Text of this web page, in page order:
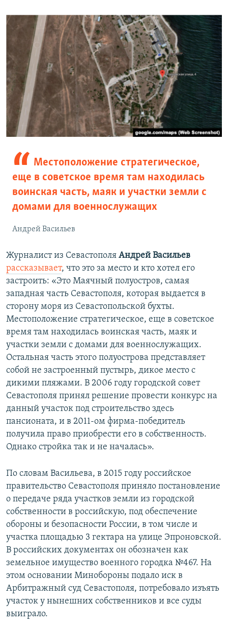
Местоположение стратегическое,
еще в советское время там находилась
воинская часть, маяк и участки земли с
домами для военнослужащих
Андрей Васильев
Журналист из Севастополя Андрей Васильев
рассказывает, что это за место и кто хотел его
застроить: «Это Маячный полуостров, самая
западная часть Севастополя, которая выдается в
сторону моря из Севастопольской бухты.
Местоположение стратегическое, еще в советское
время там находилась воинская часть, маяк и
участки земли с домами для военнослужащих.
Остальная часть этого полуострова представляет
собой не застроенный пустырь, дикое место с
дикими пляжами. В 2006 году городской совет
Севастополя принял решение провести конкурс на
данный участок под строительство здесь
пансионата, и в 2011-ом фирма-победитель
получила право приобрести его в собственность.
Однако стройка так и не началась».
По словам Васильева, в 2015 году российское
правительство Севастополя приняло постановление
о передаче ряда участков земли из городской
собственности в российскую, под обеспечение
обороны и безопасности России, в том числе и
участка площадью 3 гектара на улице Эпроновской.
В российских документах он обозначен как
земельное имущество военного городка №467. На
этом основании Минобороны подало иск в
Арбитражный суд Севастополя, потребовало изъять
участок у нынешних собственников и все суды
выиграло.